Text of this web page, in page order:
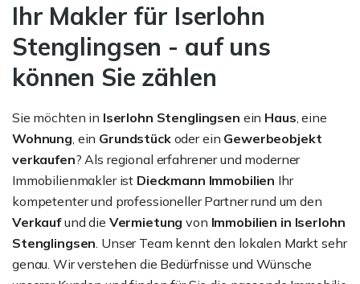
Ihr Makler für Iserlohn
Stenglingsen - auf uns
können Sie zählen
Sie möchten in Iserlohn Stenglingsen ein Haus, eine
Wohnung, ein Grundstückoder ein Gewerbeobjekt
verkaufen? Als regional erfahrener und moderner
Immobilienmakler ist Dieckmann Immobilien Ihr
kompetenter und professioneller Partner rund um den
Verkaufund die Vermietungvon Immobilien in Iserlohn
Stenglingsen. Unser Team kennt den lokalen Markt sehr
genau. Wir verstehen die Bedürfnisse und Wünsche